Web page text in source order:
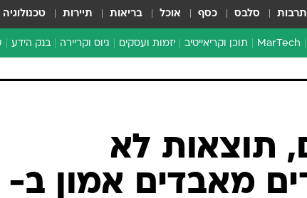
תרבות סלבס כסף אוכל בריאות תיירות טכנולוגיה
MarTech תוכן וקריאייטיב יזמות ועסקים גיוס וקריירה בנק הידע